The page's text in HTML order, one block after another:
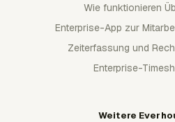
Wie funktionieren
Enterprise-App zur
Zeiterfassung und
Enterprise-
Weitere